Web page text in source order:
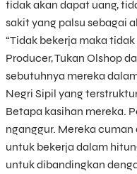
tidak akan dapat uang,
sakit yang palsu sebagai
“Tidak bekerja maka
Producer, Tukan Olshop
sebutuhnya mereka
Negri Sipil yang
Betapa kasihan mereka.
nganggur. Mereka
untuk bekerja dalam
untuk dibandingkan